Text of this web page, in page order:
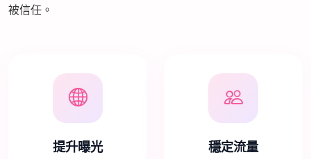
被信任。
提升曝光 穩定流量